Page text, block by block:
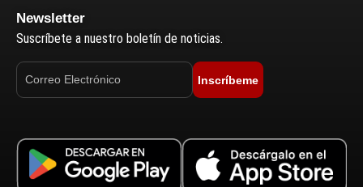
Newsletter
Suscríbete a nuestro boletín de noticias.
Inscríbeme